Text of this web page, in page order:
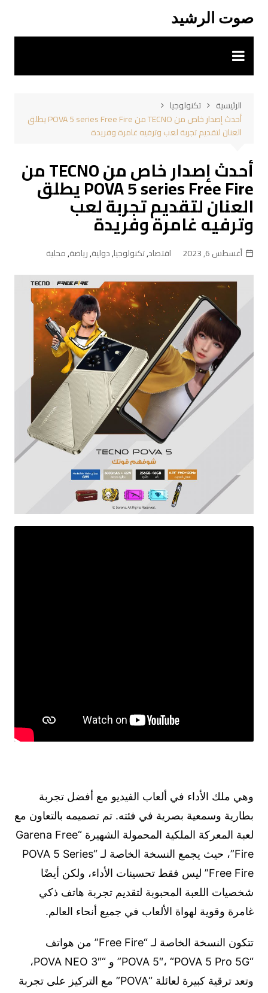
المحتوى
صوت الرشيد
الرئيسية
تكنولوجيا
أحدث إصدار خاص من TECNO من POVA 5 series Free Fire يطلق
العنان لتقديم تجربة لعب وترفيه غامرة وفريدة
أحدث إصدار خاص من TECNO من
POVA 5 series Free Fire يطلق
العنان لتقديم تجربة لعب
وترفيه غامرة وفريدة
أغسطس 6, 2023 اقتصاد,تكنولوجيا,دولية,رياضة,محلية
وهي ملك الأداء في ألعاب الفيديو مع أفضل تجربة
بطارية وسمعية بصرية في فئته. تم تصميمه بالتعاون مع
لعبة المعركة الملكية المحمولة الشهيرة “Garena Free
Fire”، حيث يجمع النسخة الخاصة لـ “POVA 5 Series
Free Fire” ليس فقط تحسينات الأداء، ولكن أيضًا
شخصيات اللعبة المحبوبة لتقديم تجربة هاتف ذكي
غامرة وقوية لهواة الألعاب في جميع أنحاء العالم.
تتكون النسخة الخاصة لـ “Free Fire” من هواتف
“POVA 5″، “POVA 5 Pro 5G” و “POVA NEO 3″،
وتعد ترقية كبيرة لعائلة “POVA” مع التركيز على تجربة